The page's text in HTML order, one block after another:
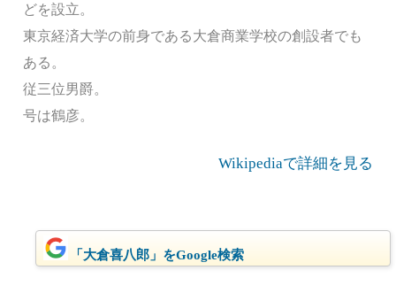
どを設立。
東京経済大学の前身である大倉商業学校の創設者でも
ある。
従三位男爵。
号は鶴彦。
Wikipediaで詳細を見る
「大倉喜八郎」をGoogle検索